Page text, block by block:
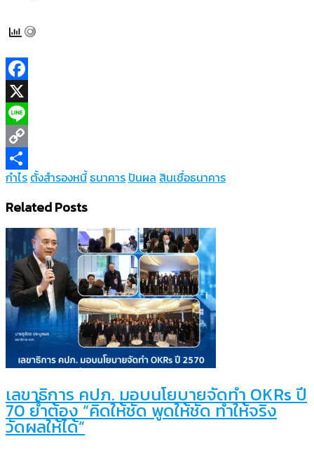
Facebook
X
Line
Copy
Link
Share
กำไร ตั้งสำรองหนี้ ธนาคาร ปันผล สินเชื่อธนาคาร
Related Posts
เลขาธิการ คปภ. มอบนโยบายจัดทำ OKRs ปี
70 ย้ำต้อง “คิดให้ชัด พูดให้ชัด ทำให้จริง
วัดผลให้ได้”